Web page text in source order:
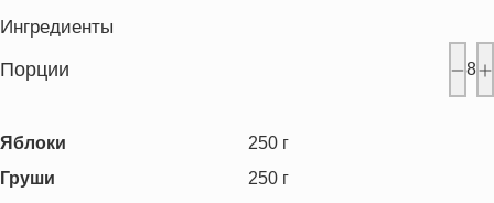
Ингредиенты
Порции 8
Яблоки 250 г
Груши
250 г